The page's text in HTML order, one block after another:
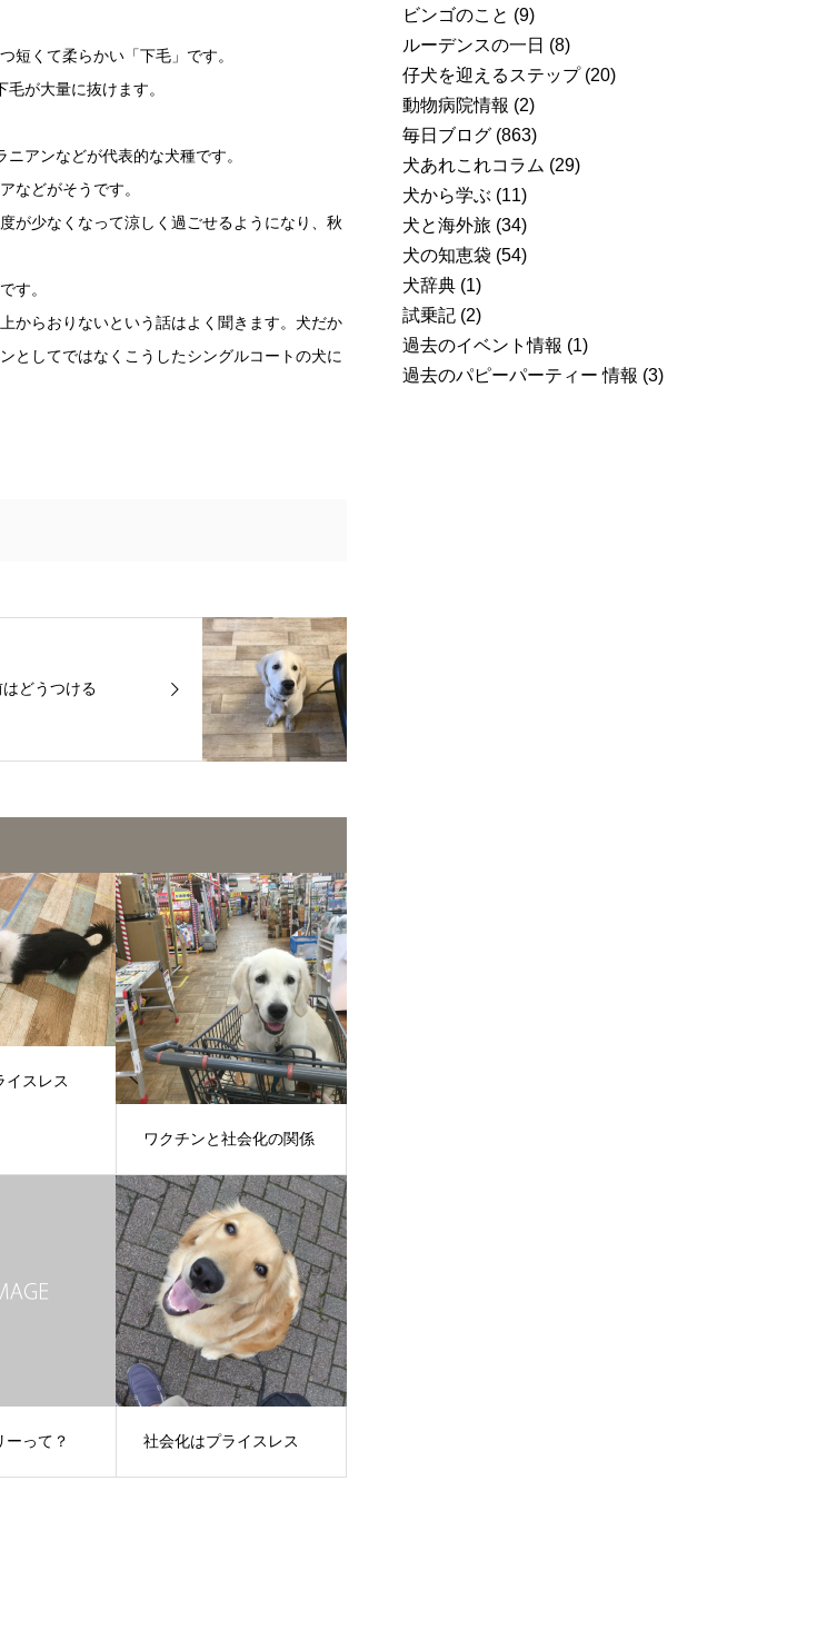
短くて柔らかい「下毛」です。
が大量に抜けます。
アンなどが代表的な犬種です。
などがそうです。
が少なくなって涼しく過ごせるようになり、秋
す。
からおりないという話はよく聞きます。犬だか
としてではなくこうしたシングルコートの犬に
どうつける
イスレス
ワクチンと社会化の関係
ーって？ 社会化はプライスレス
ビンゴのこと (9)
ルーデンスの一日 (8)
仔犬を迎えるステップ(20)
動物病院情報 (2)
毎日ブログ (863)
犬あれこれコラム (29)
犬から学ぶ (11)
犬と海外旅 (34)
犬の知恵袋 (54)
犬辞典 (1)
試乗記 (2)
過去のイベント情報 (1)
過去のパピーパーティー 情報 (3)